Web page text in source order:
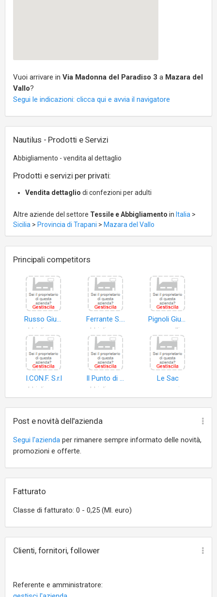
Vuoi arrivare in Via Madonna del Paradiso 3 a Mazara del
Vallo?
Segui le indicazioni: clicca qui e avvia il navigatore
Nautilus - Prodotti e Servizi
Abbigliamento - vendita al dettaglio
Prodotti e servizi per privati:
Vendita dettaglio di confezioni per adulti
Altre aziende del settore Tessile e Abbigliamento in Italia >
Sicilia > Provincia di Trapani > Mazara del Vallo
Principali competitors
Russo Giuseppe
Ferrante S.r.l
Pignoli Giuseppe
cappelli
I.CON.F. S.r.l
Il Punto di Roccafiorita Ludovico e C. S.a.s
Le Sac
Post e novità dell'azienda
Segui l'azienda per rimanere sempre informato delle novità,
promozioni e offerte.
Fatturato
Classe di fatturato: 0 - 0,25 (Ml. euro)
Clienti, fornitori, follower
Referente e amministratore: